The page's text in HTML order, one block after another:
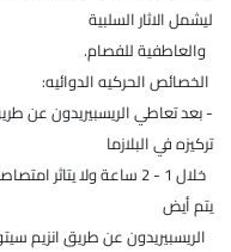
ليشمل الاثار السلبية
والعاطفية للفصام.
الخصائص الحركيه الدوائيه:
- بعد تعاطي الريسبيريدون عن
تركيزه في البلازما
خلال 1 - 2 ساعة ولا
يتم أيض